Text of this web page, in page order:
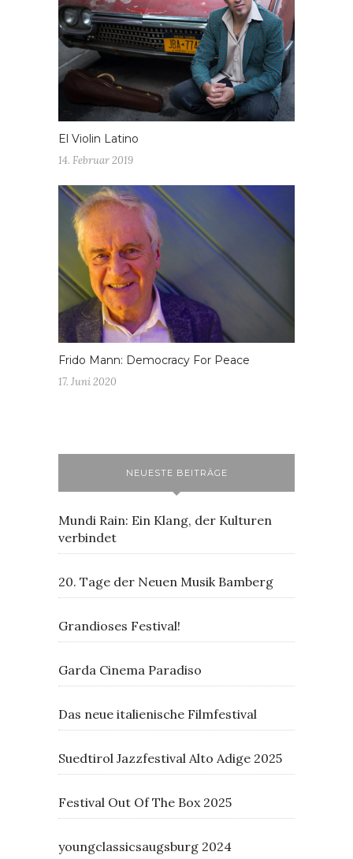
El Violin Latino
14. Februar 2019
Frido Mann: Democracy For Peace
17. Juni 2020
NEUESTE BEITRÄGE
Mundi Rain: Ein Klang, der Kulturen
verbindet
20. Tage der Neuen Musik Bamberg
Grandioses Festival!
Garda Cinema Paradiso
Das neue italienische Filmfestival
Suedtirol Jazzfestival Alto Adige 2025
Festival Out Of The Box 2025
youngclassicsaugsburg 2024